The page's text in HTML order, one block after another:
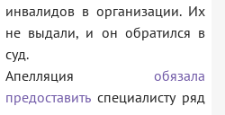
инвалидов в организации. Их
не выдали, и он обратился в
суд.
Апелляция обязала
предоставитьспециалисту ряд